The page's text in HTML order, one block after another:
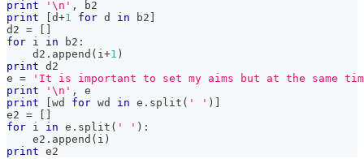
print
'\n' ,
b2
print
d+1 for d in b2
d2 =
for i in b2 :
    d2
. append ( i+1 )
print d2
e =
'It is important to set my aims but at the same
print
'\n' ,
e
print
wd for wd in e . split ( ' ' )
e2 =
for i in e . split ( ' ' ) :
    e2
. append ( i )
print e2